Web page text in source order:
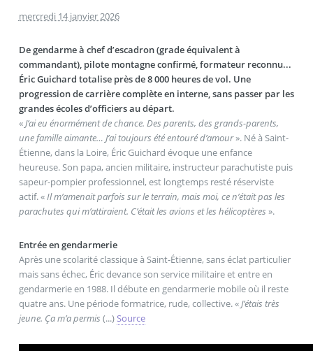
mercredi 14 janvier 2026
De gendarme à chef d’escadron (grade équivalent à
commandant), pilote montagne confirmé, formateur reconnu...
Éric Guichard totalise près de 8 000 heures de vol. Une
progression de carrière complète en interne, sans passer par les
grandes écoles d’officiers au départ.
«J’ai eu énormément de chance. Des parents, des grands-parents,
une famille aimante… J’ai toujours été entouré d’amour». Né à Saint-
Étienne, dans la Loire, Éric Guichard évoque une enfance
heureuse. Son papa, ancien militaire, instructeur parachutiste puis
sapeur-pompier professionnel, est longtemps resté réserviste
actif. «Il m’amenait parfois sur le terrain, mais moi, ce n’était pas les
parachutes qui m’attiraient. C’était les avions et les hélicoptères ».
Entrée en gendarmerie
Après une scolarité classique à Saint-Étienne, sans éclat particulier
mais sans échec, Éric devance son service militaire et entre en
gendarmerie en 1988. Il débute en gendarmerie mobile où il reste
quatre ans. Une période formatrice, rude, collective. «J’étais très
jeune. Ça m’a permis (...)Source